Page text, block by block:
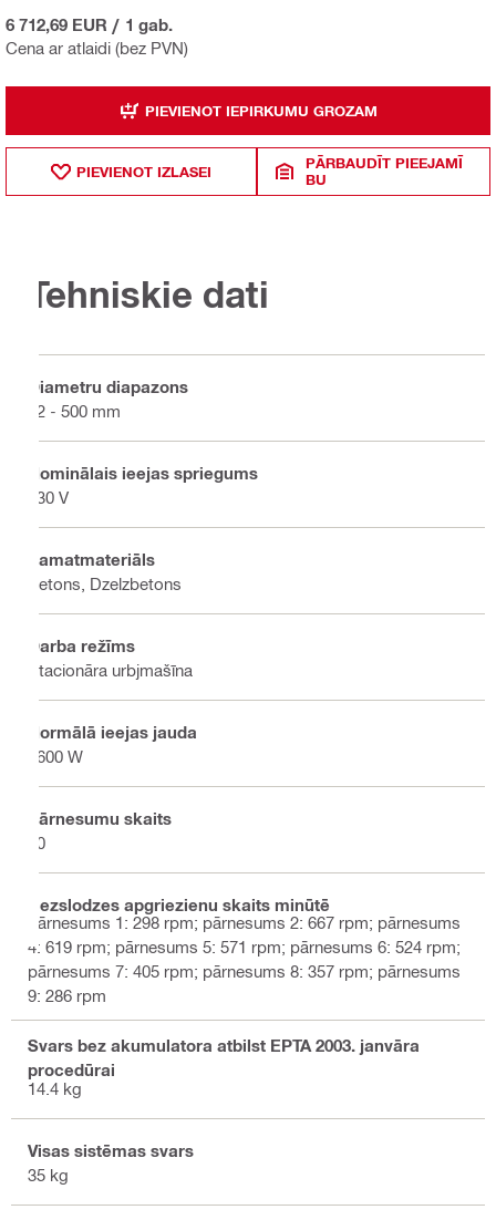
Cena ar atlaidi (bez PVN)
6 712,69 EUR / 1 gab.
PIEVIENOT IEPIRKUMU GROZAM
PIEVIENOT IZLASEI
PĀRBAUDĪT PIEEJAMĪ
BU
Tehniskie dati
Diametru diapazons
52 - 500 mm
Nominālais ieejas spriegums
230 V
Pamatmateriāls
Betons, Dzelzbetons
Darba režīms
Stacionāra urbjmašīna
Normālā ieejas jauda
3600 W
Pārnesumu skaits
10
Bezslodzes apgriezienu skaits minūtē
pārnesums 1: 298 rpm; pārnesums 2: 667 rpm; pārnesums
4: 619 rpm; pārnesums 5: 571 rpm; pārnesums 6: 524 rpm;
pārnesums 7: 405 rpm; pārnesums 8: 357 rpm; pārnesums
9: 286 rpm
Svars bez akumulatora atbilst EPTA 2003. janvāra
procedūrai
14.4 kg
Visas sistēmas svars
35 kg